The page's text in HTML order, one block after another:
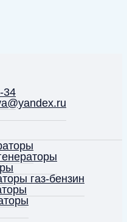
34
газ-бензин